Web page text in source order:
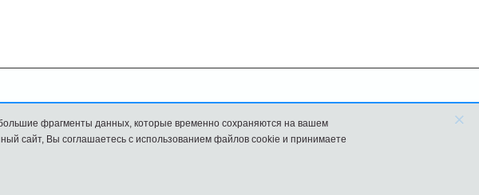
FAQ
Новости
фрагменты данных, которые временно сохраняются на вашем
сайт, Вы соглашаетесь с использованием файлов cookie и принимаете
×